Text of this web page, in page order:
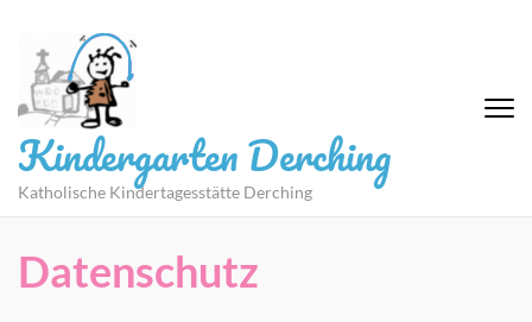
springen
(Eingabetaste
drücken)
Kindergarten Derching
Katholische Kindertagesstätte Derching
Datenschutz